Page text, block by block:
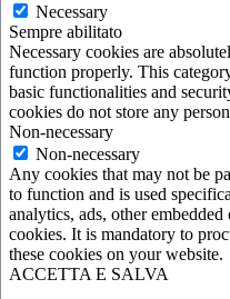
Necessary
Sempre abilitato
Necessary cookies are
function properly. This
basic functionalities and
cookies do not store any
Non-necessary
Non-necessary
Any cookies that may not be
to function and is used
analytics, ads, other embedded
cookies. It is mandatory to
these cookies on your website.
ACCETTA E SALVA